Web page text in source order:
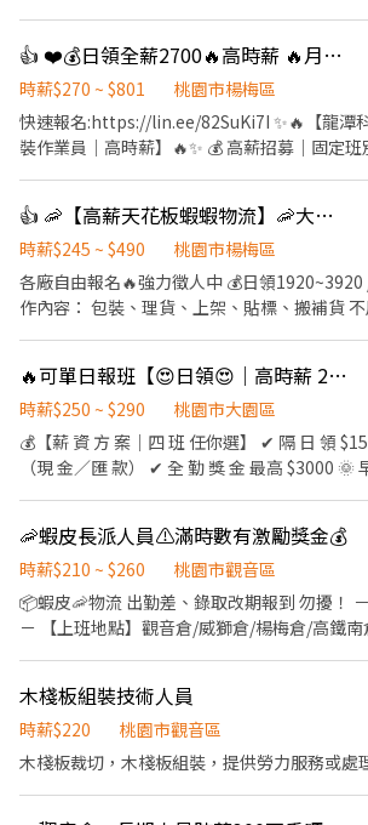
小時，固定班別不輪班 🕒固定班別（免輪班） 🔸 早班｜08:00－
17:00（休息1小時） 🔸 中班｜15:00－24:00（
｜23:00－08:00（休息1小時） 💰薪資待遇 ⭐日班 08:00-17:00
$250(H) ⭐$44,000 含加班約 $64,000 ⭐中班 15:00-24:00 $265(H)
健保／勞退6％ ✅ 團體保險 ✅ 三節禮券／禮
惠 ✅ 穩定加班機會，想多賺沒問題！ ━━━━━━━━━━ 📣【應
徵條件】 ✔ 可接受穿著無塵衣 ✔ 可配合加班 ✔
業可 🔥 想進入半導體產業、穩定賺高薪，現在就是好機會！ -------
請加好友，告知大名跟電話專員優先回覆唷 ✅
0908-212298 ✅ID搜尋：@425gsxrr -想了解
👍 ❤️💰日領全薪2700🔥高時薪 🔥月休 15天🔥休假多多🔥表現良好可轉正
時薪$270 ~ $801
桃園市楊梅區
快速報名:https://lin.ee/82SuKi7I ✨🔥【龍潭
裝作業員｜高時薪】🔥✨ 💰 高薪招募｜固定
67,000元 💵 可日領2,700元 💵 可週領1,700元
━━━━━━━━━━━━━━ 📍 工作地點 桃園
路（龍潭科學園區） 🚗 楊梅愛買 約8分鐘 🚗
平鎮工業區、烏樹林 約10分鐘
━━━━━━━━━━━━━━ ⏰ 上班時間 ☀️
19:10 🌙 夜班｜19:00－07:10 📅 做二休二（固
✅ 勞保、健保、勞退6%提撥 ✅ 三節禮金（依
定、長期職缺 ✅ 日領／週領制度 ✅ 免經驗可
徵條件 ✔ 可接受久站作業 ✔ 可配合搬運物料
衣 ✔顯微鏡 📩 想加入半導體產業、挑戰高薪
或預約面試，名額有限，額滿為止！
👍 🦐【高薪天花板蝦蝦物流】🦐大園 / 楊梅/威獅/青埔
時薪$245 ~ $490
桃園市楊梅區
各廠自由報名🔥強力徵人中 💰日領1920~3920 / 時薪245~495 🧡工
作內容： 包裝、理貨、上架、貼標、搬補貨
大園區建國路000號 高鐵:桃園市中壢區高鐵南路四段000號 🕘 威獅
倉 早班｜ 08:00－17:00 晚班｜ 16:00－01:00
🕘楊梅倉 早班｜08:00－17:00 晚班｜18:00－
09:00 🕘大園 早班｜09:00-18:00 晚班｜15:00-00:00 晚八｜20:00-
一波🔥 日領全薪 / 週領最高1萬 📱加 ʟɪɴᴇ快速報名趕快卡位 點擊快
速✚好友： https://lin.ee/JefzYJo #提供住宿 #
帳戶 #現金 #日領#週領 ⚡️⚡️⚡️名額有限 截圖✚ ʟɪɴᴇ 報名
職請找💼徐小姐
🔥可單日報班【😍日領😍｜高時薪 290】大園物流人員強力招募中！🔥
時薪$250 ~ $290
桃園市大園區
💰【薪 資 方 案｜四 班 任你選】 ✔ 隔 日 領 $1500 ｜週 領、也可
（現 金／匯 款） ✔ 全 勤 獎 金 最高 $3000 🌞 早班｜09:00–18:00
290 週休：時薪 $ 280 🌆 晚八班｜20:00–24:00 排休：時薪 $ 270 週
休：時薪 $ 260 🔸 可自由報班、無天數限制 🔸 想排多少、想賺多少
你自己決定！ 📦【工作內容簡單好上手】 🔸蝦皮包裹分貨 🔸刷條碼
/ 貼條碼 🔸物流箱作業 ➡ 超簡單！無經驗也能快速
制度】 月 排 休 8–9 天 / 週休/休日一皆可選 彈
【立即應徵】 📩 L I N E：@504uxsvg（記得加@） 👉 點這裡快速
加入：lin.ee/p5sJ6dz 📞 手機：0966-889-686
月享：三節禮品＋生日禮金 👍 鼎倫限定活動：
聚餐、摸彩 🎁 業界唯一！福利好到超有感！
🦐蝦皮長派人員⚠️滿時數有激勵獎金💰
時薪$210 ~ $260
桃園市觀音區
📦蝦皮🦐物流 出勤差、錄取改期報到 勿擾！
－ 【上班地點】觀音倉/威獅倉/楊梅倉/高鐵南倉 【職缺名稱】
18:00/06:00-15:00 時薪：依照蝦皮公告🪧 🔥晚班時段：15:00-
24:00/20:00-24:00 時薪：依照蝦皮公告🪧 💰蝦皮獎金超優渥 好職
缺千萬別錯過 💰薪資週領/有需求可申請隔日領！！！！！不壓薪
木棧板組裝技術人員
時薪$220
桃園市觀音區
木棧板裁切，木棧板組裝，提供勞力服務或處